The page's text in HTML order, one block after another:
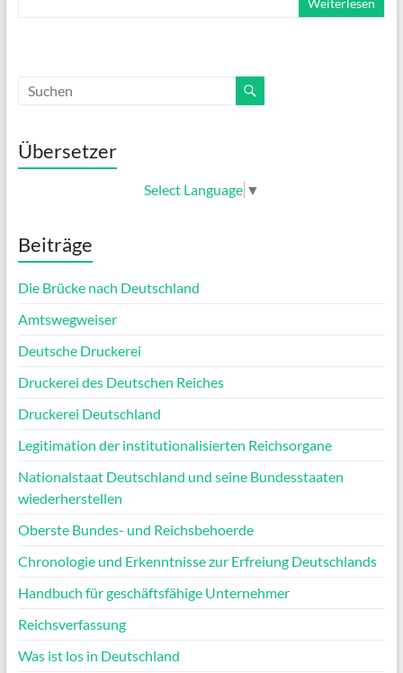
Übersetzer
Select Language ▼
Beiträge
Die Brücke nach Deutschland
Amtswegweiser
Deutsche Druckerei
Druckerei des Deutschen Reiches
Druckerei Deutschland
Legitimation der institutionalisierten Reichsorgane
Nationalstaat Deutschland und seine Bundesstaaten
wiederherstellen
Oberste Bundes- und Reichsbehoerde
Chronologie und Erkenntnisse zur Erfreiung Deutschlands
Handbuch für geschäftsfähige Unternehmer
Reichsverfassung
Was ist los in Deutschland